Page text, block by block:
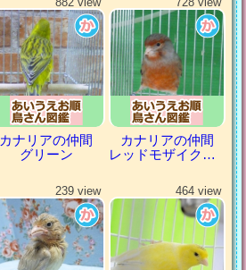
カナリアの仲間
グリーン
カナリアの仲間
レッドモザイクカナリア
239 view 464 view